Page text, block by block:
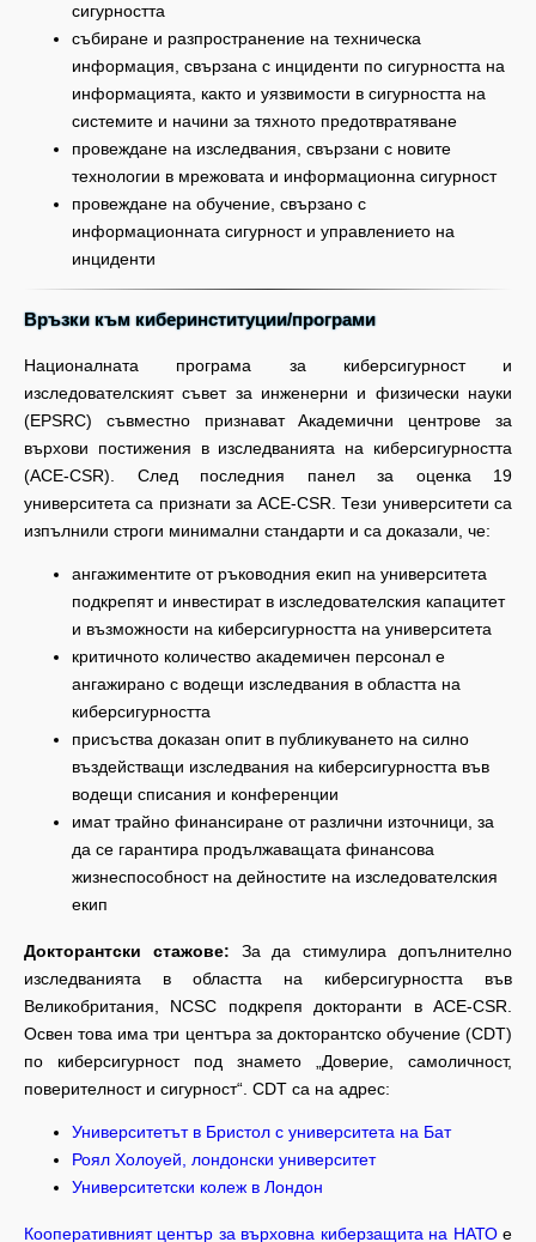
сигурността
събиране и разпространение на техническа
информация, свързана с инциденти по сигурността на
информацията, както и уязвимости в сигурността на
системите и начини за тяхното предотвратяване
провеждане на изследвания, свързани с новите
технологии в мрежовата и информационна сигурност
провеждане на обучение, свързано с
информационната сигурност и управлението на
инциденти
Връзки към киберинституции/програми
Националната програма за киберсигурност и
изследователският съвет за инженерни и физически науки
(EPSRC) съвместно признават Академични центрове за
върхови постижения в изследванията на киберсигурността
(ACE-CSR). След последния панел за оценка 19
университета са признати за ACE-CSR. Тези университети са
изпълнили строги минимални стандарти и са доказали, че:
ангажиментите от ръководния екип на университета
подкрепят и инвестират в изследователския капацитет
и възможности на киберсигурността на университета
критичното количество академичен персонал е
ангажирано с водещи изследвания в областта на
киберсигурността
присъства доказан опит в публикуването на силно
въздействащи изследвания на киберсигурността във
водещи списания и конференции
имат трайно финансиране от различни източници, за
да се гарантира продължаващата финансова
жизнеспособност на дейностите на изследователския
екип
Докторантски стажове: За да стимулира допълнително
изследванията в областта на киберсигурността във
Великобритания, NCSC подкрепя докторанти в ACE-CSR.
Освен това има три центъра за докторантско обучение (CDT)
по киберсигурност под знамето „Доверие, самоличност,
поверителност и сигурност“. CDT са на адрес:
Университетът в Бристол с университета на Бат
Роял Холоуей, лондонски университет
Университетски колеж в Лондон
Кооперативният център за върховна киберзащита на НАТОе